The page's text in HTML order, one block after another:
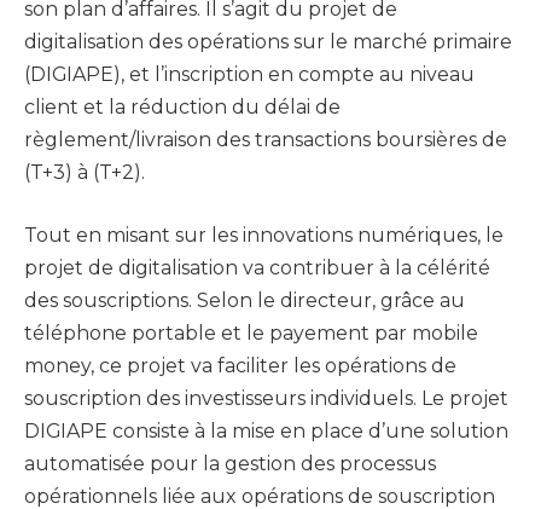
son plan d’affaires. Il s’agit du projet de
digitalisation des opérations sur le marché primaire
(DIGIAPE), et l’inscription en compte au niveau
client et la réduction du délai de
règlement/livraison des transactions boursières de
(T+3) à (T+2).
Tout en misant sur les innovations numériques, le
projet de digitalisation va contribuer à la célérité
des souscriptions. Selon le directeur, grâce au
téléphone portable et le payement par mobile
money, ce projet va faciliter les opérations de
souscription des investisseurs individuels. Le projet
DIGIAPE consiste à la mise en place d’une solution
automatisée pour la gestion des processus
opérationnels liée aux opérations de souscription